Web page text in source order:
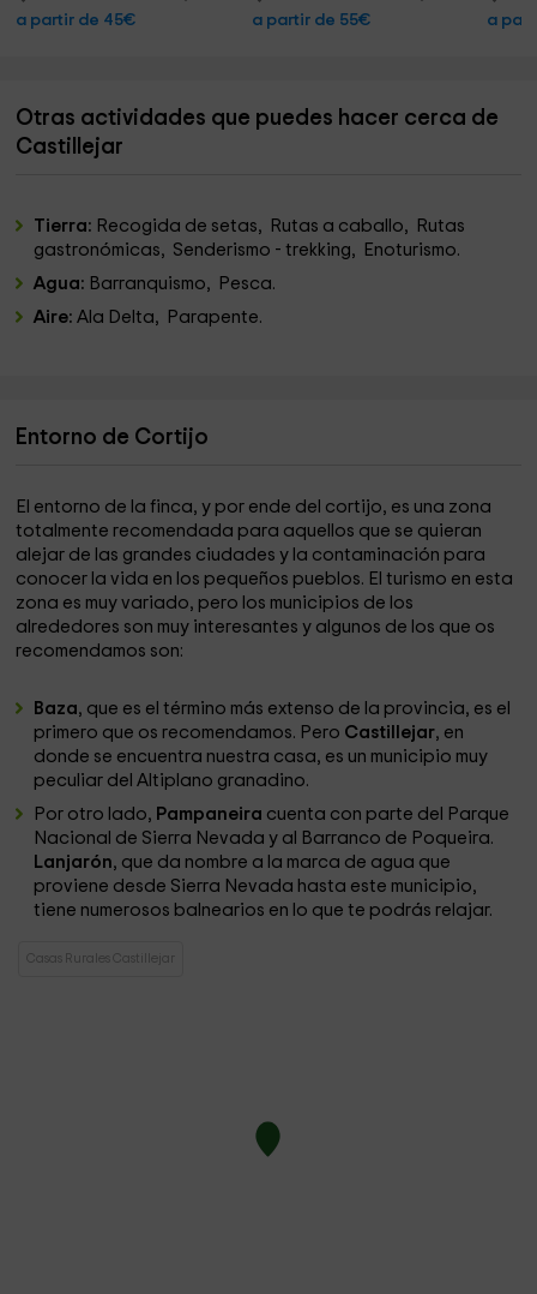
a partir de 45€ a partir de 55€ a
Otras actividades que puedes hacer cerca de
Castillejar
Tierra: Recogida de setas, Rutas a caballo, Rutas
gastronómicas, Senderismo - trekking, Enoturismo.
Agua: Barranquismo, Pesca.
Aire:Ala Delta, Parapente.
Entorno de Cortijo
El entorno de la finca, y por ende del cortijo, es una zona
totalmente recomendada para aquellos que se quieran
alejar de las grandes ciudades y la contaminación para
conocer la vida en los pequeños pueblos. El turismo en esta
zona es muy variado, pero los municipios de los
alrededores son muy interesantes y algunos de los que os
recomendamos son:
Baza, que es el término más extenso de la provincia, es el
primero que os recomendamos. Pero Castillejar, en
donde se encuentra nuestra casa, es un municipio muy
peculiar del Altiplano granadino.
Por otro lado, Pampaneira cuenta con parte del Parque
Nacional de Sierra Nevada y al Barranco de Poqueira.
Lanjarón, que da nombre a la marca de agua que
proviene desde Sierra Nevada hasta este municipio,
tiene numerosos balnearios en lo que te podrás relajar.
Casas Rurales Castillejar